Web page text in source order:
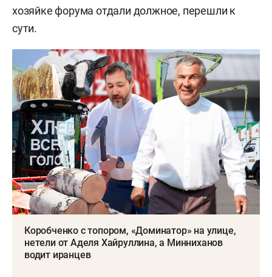
хозяйке форума отдали должное, перешли к
сути.
Коробченко с топором, «Доминатор» на улице,
нетели от Аделя Хайруллина, а Минниханов
водит иранцев